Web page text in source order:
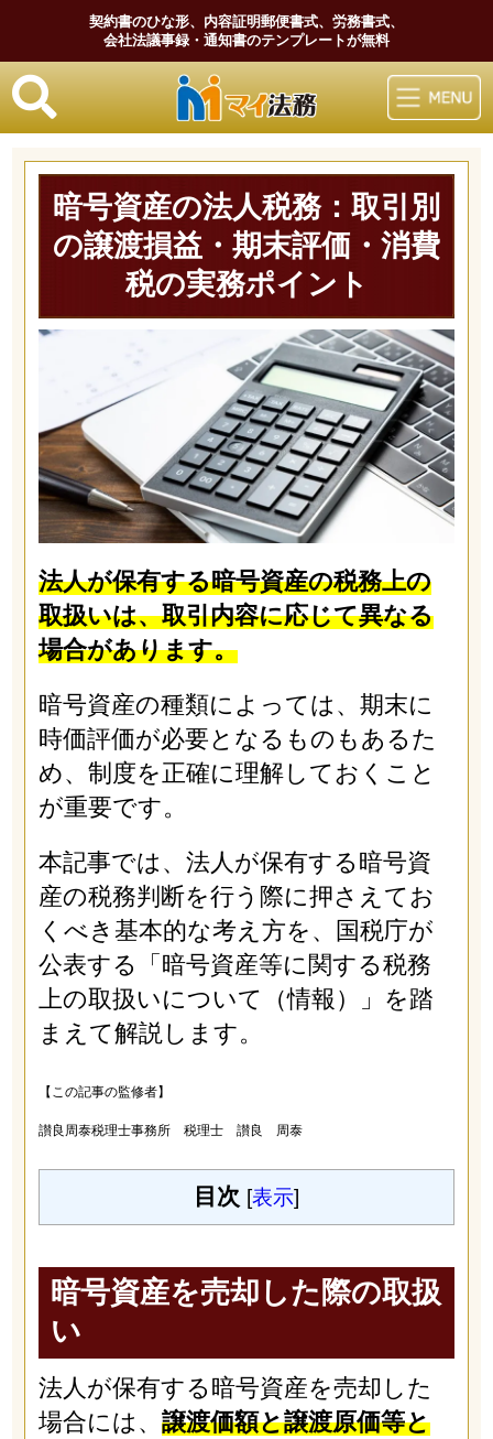
契約書のひな形、内容証明郵便書式、労務書式、
会社法議事録・通知書のテンプレートが無料
マイ法務
暗号資産の法人税務：取引別
の譲渡損益・期末評価・消費
税の実務ポイント
法人が保有する暗号資産の税務上の
取扱いは、取引内容に応じて異なる
場合があります。
暗号資産の種類によっては、期末に
時価評価が必要となるものもあるた
め、制度を正確に理解しておくこと
が重要です。
本記事では、法人が保有する暗号資
産の税務判断を行う際に押さえてお
くべき基本的な考え方を、国税庁が
公表する「暗号資産等に関する税務
上の取扱いについて（情報）」を踏
まえて解説します。
【この記事の監修者】
讃良周泰税理士事務所 税理士 讃良 周泰
目次 [表示]
暗号資産を売却した際の取扱
い
法人が保有する暗号資産を売却した
場合には、 譲渡価額と譲渡原価等と